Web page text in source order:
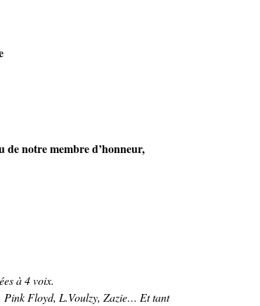
de notre membre d’honneur,
à 4 voix.
Pink Floyd, L.Voulzy, Zazie… Et tant